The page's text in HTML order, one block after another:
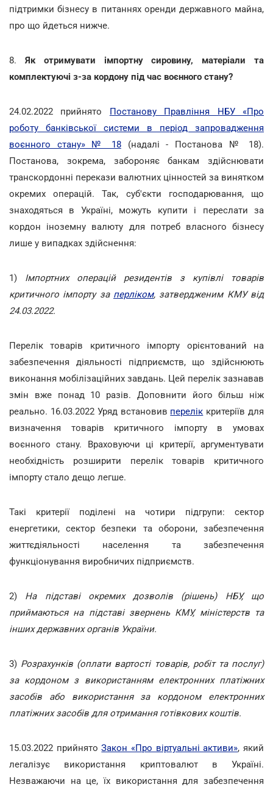
підтримки бізнесу в питаннях оренди державного майна,
про що йдеться нижче.
8. Як отримувати імпортну сировину, матеріали та
комплектуючі з-за кордону під час воєнного стану?
24.02.2022 прийнято Постанову Правління НБУ «Про
роботу банківської системи в період запровадження
воєнного стану» № 18(надалі - Постанова № 18).
Постанова, зокрема, забороняє банкам здійснювати
транскордонні перекази валютних цінностей за винятком
окремих операцій. Так, суб'єкти господарювання, що
знаходяться в Україні, можуть купити і переслати за
кордон іноземну валюту для потреб власного бізнесу
лише у випадках здійснення:
1) Імпортних операцій резидентів з купівлі товарів
критичного імпорту за перліком, затвердженим КМУ від
24.03.2022.
Перелік товарів критичного імпорту орієнтований на
забезпечення діяльності підприємств, що здійснюють
виконання мобілізаційних завдань. Цей перелік зазнавав
змін вже понад 10 разів. Доповнити його більш ніж
реально. 16.03.2022 Уряд встановив перелік критеріїв для
визначення товарів критичного імпорту в умовах
воєнного стану. Враховуючи ці критерії, аргументувати
необхідність розширити перелік товарів критичного
імпорту стало дещо легше.
Такі критерії поділені на чотири підгрупи: сектор
енергетики, сектор безпеки та оборони, забезпечення
життєдіяльності населення та забезпечення
функціонування виробничих підприємств.
2) На підставі окремих дозволів (рішень) НБУ, що
приймаються на підставі звернень КМУ, міністерств та
інших державних органів України.
3) Розрахунків (оплати вартості товарів, робіт та послуг)
за кордоном з використанням електронних платіжних
засобів або використання за кордоном електронних
платіжних засобів для отримання готівкових коштів.
15.03.2022 прийнятоЗакон «Про віртуальні активи», який
легалізує використання криптовалют в Україні.
Незважаючи на це, їх використання для забезпечення